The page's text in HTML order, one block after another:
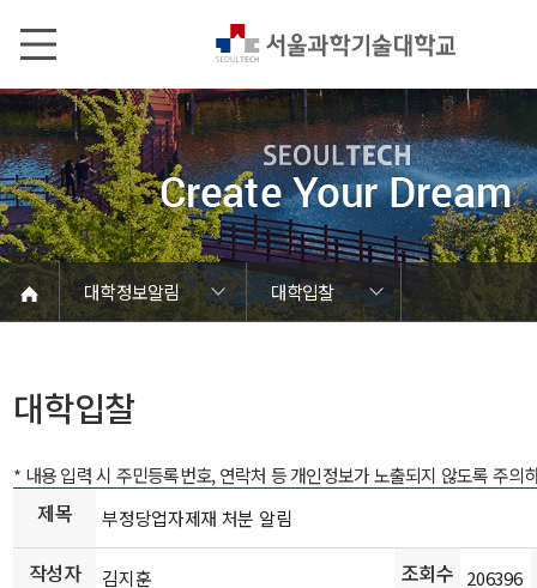
대학정보알림
대학입찰
대학정보알림
정보공개
정보서비스안내
온라인민원센터
청렴행정
갑질신고센터
유실물 센터
SEOULTECH광장
대학공지사항
학사공지
장학공지
대학원공지
취업공지
대학입찰
채용정보
공모/외부행사
등록금심의위원회
코로나바이러스19 대응안내
재정위원회
대학입찰
* 내용 입력 시 주민등록번호, 연락처 등 개인정보가 노출되지 않도록 주의
제목 부정당업자제재 처분 알림
작성자 김지훈 조회수 206396